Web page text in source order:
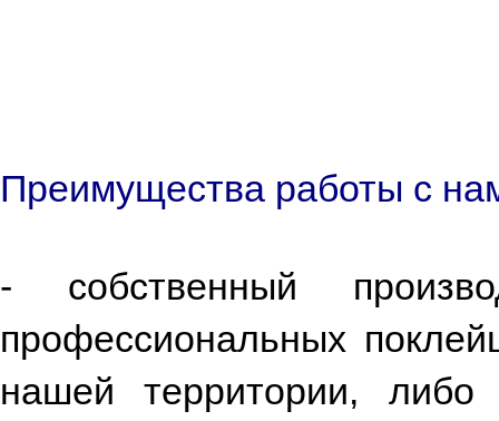
Преимущества работы с
- собственный
профессиональных
нашей территории,